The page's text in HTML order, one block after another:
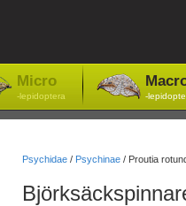
Micro
-lepidoptera -
Psychidae/ Psychinae/ Proutia